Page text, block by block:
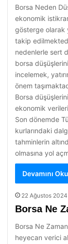
Borsa Neden
ekonomik
gösterge olarak
takip
nedenlerle sert
borsa
incelemek,
önem
Borsa
ekonomik
Son dönemde
kurlarındaki
tahminlerin
olmasına yol
Devamını Oku
22 Ağustos 2024
Borsa Ne
Borsa Ne
heyecan verici